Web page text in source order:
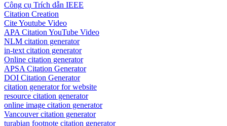
Công cụ Trích dẫn IEEE
Citation Creation
Cite Youtube Video
APA Citation YouTube Video
NLM citation generator
in-text citation generator
Online citation generator
APSA Citation Generator
DOI Citation Generator
citation generator for website
resource citation generator
online image citation generator
Vancouver citation generator
turabian footnote citation generator